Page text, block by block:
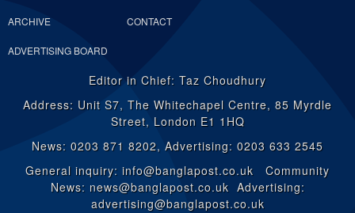
ARCHIVE CONTACT
ADVERTISING BOARD
Editor in Chief: Taz Choudhury
Address: Unit S7, The Whitechapel Centre, 85 Myrdle
Street, London E1 1HQ
News: 0203 871 8202, Advertising: 0203 633 2545
General inquiry: info@banglapost.co.uk Community
News: news@banglapost.co.uk Advertising:
advertising@banglapost.co.uk